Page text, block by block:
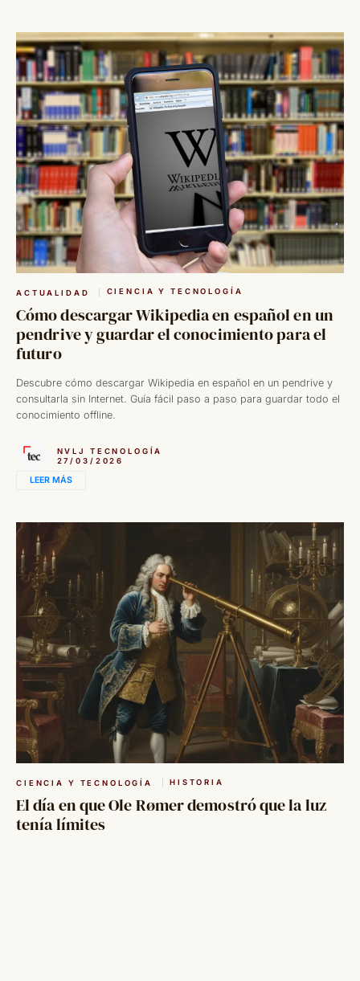
contenido
ACTUALIDAD CIENCIA Y TECNOLOGÍA
Cómo descargar Wikipedia en español en un
pendrive y guardar el conocimiento para el
futuro
Descubre cómo descargar Wikipedia en español en un pendrive y
consultarla sin Internet. Guía fácil paso a paso para guardar todo el
conocimiento offline.
NVLJ TECNOLOGÍA
27/03/2026
LEER MÁS
CIENCIA Y TECNOLOGÍA HISTORIA
El día en que Ole Rømer demostró que la luz
tenía límites